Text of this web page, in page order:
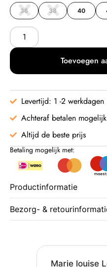
36 38 40
Toevoegen
Levertijd: 1 -2 werkdagen
Achteraf betalen mogelijk
Altijd de beste prijs
Betaling mogelijk met:
Productinformatie
Bezorg- &